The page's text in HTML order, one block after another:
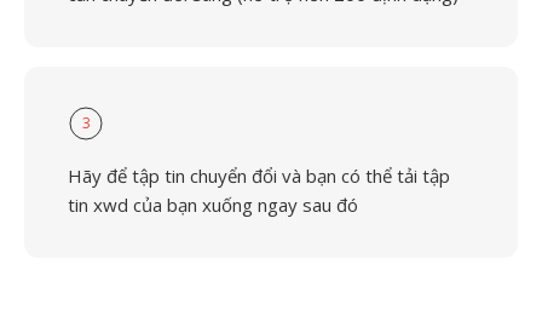
3
Hãy để tập tin chuyển đổi và bạn có thể tải tập
tin xwd của bạn xuống ngay sau đó